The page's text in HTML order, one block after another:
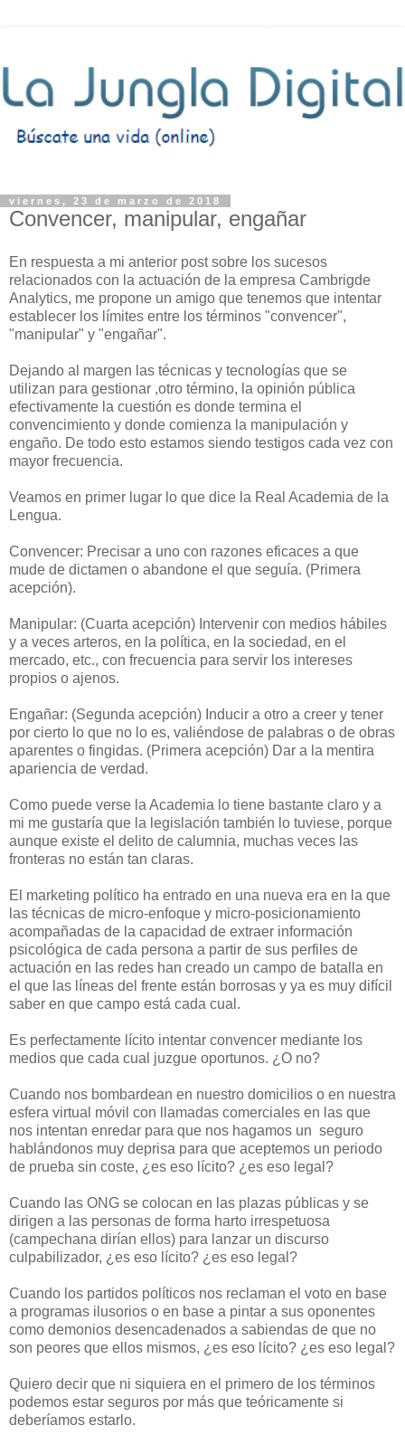
viernes, 23 de marzo de 2018
Convencer, manipular, engañar
En respuesta a mi anterior post sobre los sucesos
relacionados con la actuación de la empresa Cambrigde
Analytics, me propone un amigo que tenemos que intentar
establecer los límites entre los términos "convencer",
"manipular" y "engañar".
Dejando al margen las técnicas y tecnologías que se
utilizan para gestionar ,otro término, la opinión pública
efectivamente la cuestión es donde termina el
convencimiento y donde comienza la manipulación y
engaño. De todo esto estamos siendo testigos cada vez con
mayor frecuencia.
Veamos en primer lugar lo que dice la Real Academia de la
Lengua.
Convencer: Precisar a uno con razones eficaces a que
mude de dictamen o abandone el que seguía. (Primera
acepción).
Manipular: (Cuarta acepción) Intervenir con medios hábiles
y a veces arteros, en la política, en la sociedad, en el
mercado, etc., con frecuencia para servir los intereses
propios o ajenos.
Engañar: (Segunda acepción) Inducir a otro a creer y tener
por cierto lo que no lo es, valiéndose de palabras o de obras
aparentes o fingidas. (Primera acepción) Dar a la mentira
apariencia de verdad.
Como puede verse la Academia lo tiene bastante claro y a
mi me gustaría que la legislación también lo tuviese, porque
aunque existe el delito de calumnia, muchas veces las
fronteras no están tan claras.
El marketing político ha entrado en una nueva era en la que
las técnicas de micro-enfoque y micro-posicionamiento
acompañadas de la capacidad de extraer información
psicológica de cada persona a partir de sus perfiles de
actuación en las redes han creado un campo de batalla en
el que las líneas del frente están borrosas y ya es muy difícil
saber en que campo está cada cual.
Es perfectamente lícito intentar convencer mediante los
medios que cada cual juzgue oportunos. ¿O no?
Cuando nos bombardean en nuestro domicilios o en nuestra
esfera virtual móvil con llamadas comerciales en las que
nos intentan enredar para que nos hagamos un seguro
hablándonos muy deprisa para que aceptemos un periodo
de prueba sin coste, ¿es eso lícito? ¿es eso legal?
Cuando las ONG se colocan en las plazas públicas y se
dirigen a las personas de forma harto irrespetuosa
(campechana dirían ellos) para lanzar un discurso
culpabilizador, ¿es eso lícito? ¿es eso legal?
Cuando los partidos políticos nos reclaman el voto en base
a programas ilusorios o en base a pintar a sus oponentes
como demonios desencadenados a sabiendas de que no
son peores que ellos mismos, ¿es eso lícito? ¿es eso legal?
Quiero decir que ni siquiera en el primero de los términos
podemos estar seguros por más que teóricamente si
deberíamos estarlo.